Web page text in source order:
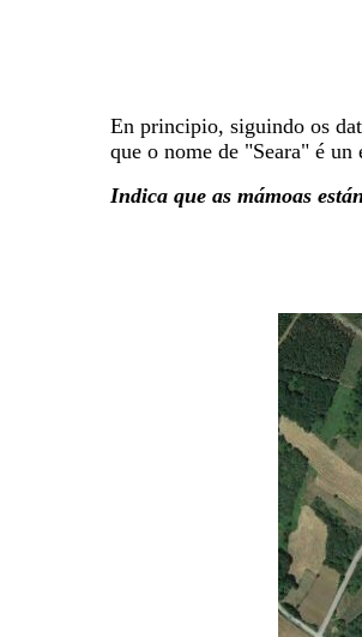
En principio, siguindo os
que o nome de "Seara" é
Indica que as mámoas